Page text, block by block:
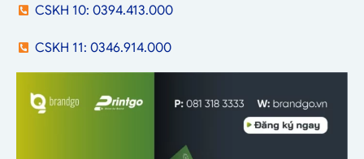
CSKH 10: 0394.413.000
CSKH 11: 0346.914.000